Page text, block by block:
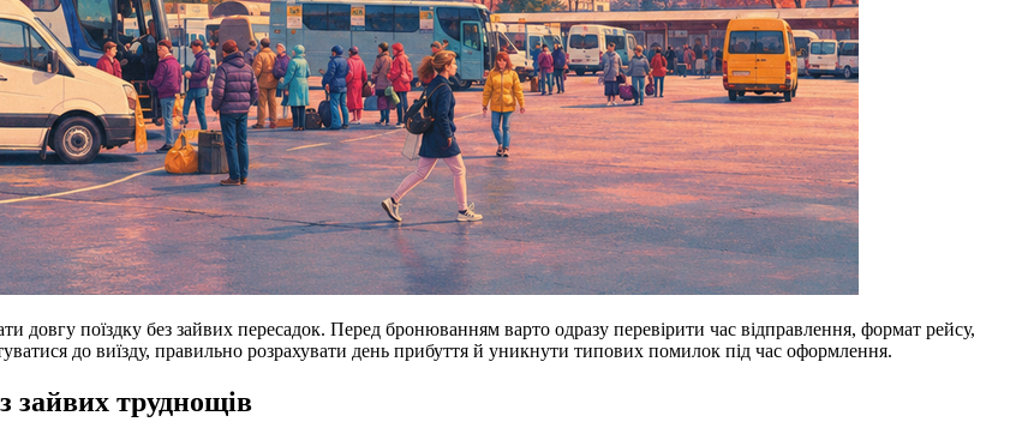
довгу поїздку без зайвих пересадок. Перед бронюванням варто одразу перевірити час відправлення, формат рейсу,
до виїзду, правильно розрахувати день прибуття й уникнути типових помилок під час оформлення.
зайвих труднощів